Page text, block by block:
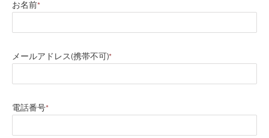
お名前*
メールアドレス(携帯不可)*
電話番号*